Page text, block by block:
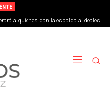
a quienes dan la espalda a ideales
4T